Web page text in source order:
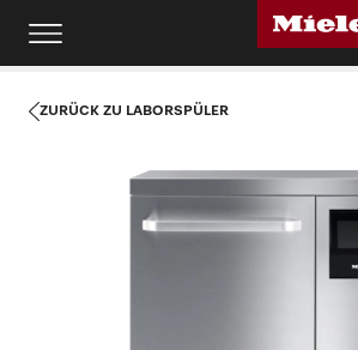
ZURÜCK ZU LABORSPÜLER